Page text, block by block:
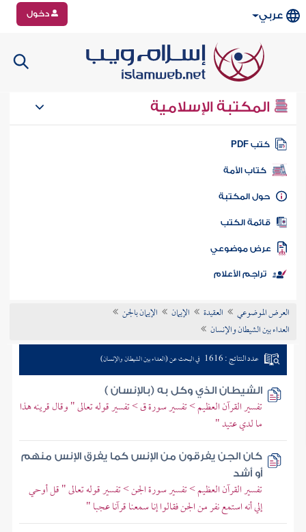
عربي دخول
المكتبة الإسلامية
كتب PDF
كتاب الأمة
المكتبة
الكتب
موضوعي
تراجم الأعلام
العرض الموضوعي العقيدة الإيمان
الإيمان بالجن
العداء بين الشيطان والإنسان
عدد النتائج : 1616 في البحث عن (العداء بين الشيطان والإنسان)
الشيطان الذي وكل به (بالإنسان )
تفسير القرآن العظيم > تفسير سورة ق > تفسير قوله تعالى " وقال قرينه هذا
ما لدي عتيد "
كان الجن يفرقون من الإنس كما يفرق الإنس منهم
أو أشد
تفسير القرآن العظيم > تفسير سورة الجن > تفسير قوله تعالى " قل أوحي
إلي أنه استمع نفر من الجن فقالوا إنا سمعنا قرآنا عجبا "